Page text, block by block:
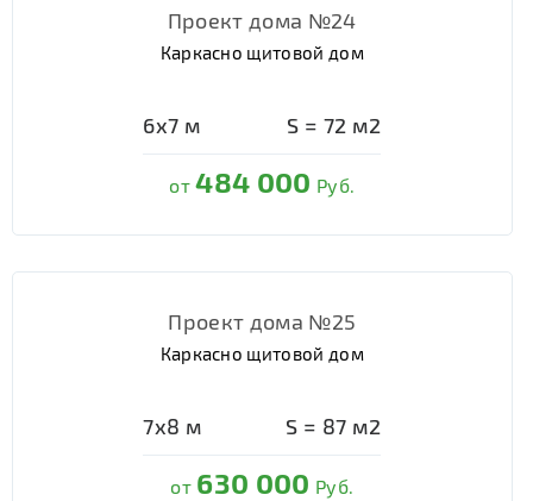
Проект дома №24
Каркасно щитовой дом
6х7 м S = 72 м2
от484 000 Руб.
Проект дома №25
Каркасно щитовой дом
7х8 м S = 87 м2
от 630 000 Руб.